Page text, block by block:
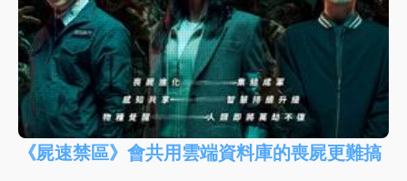
《屍速禁區》會共用雲端資料庫的喪屍更難搞